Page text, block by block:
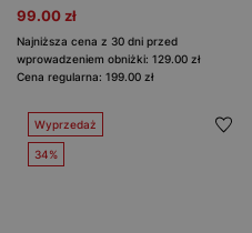
99.00 zł
Najniższa cena z 30 dni przed
wprowadzeniem obniżki: 129.00 zł
Cena regularna: 199.00 zł
Wyprzedaż
34%